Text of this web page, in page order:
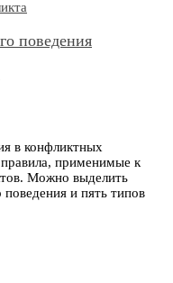
поведения
в конфликтных
применимые к
Можно выделить
и пять типов